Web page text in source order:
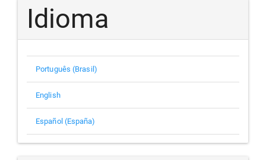
Idioma
Português (Brasil)
English
Español (España)